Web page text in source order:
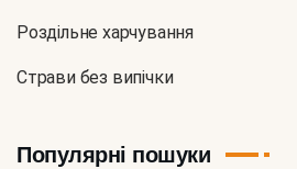
Роздільне харчування
Страви без випічки
Популярні пошуки